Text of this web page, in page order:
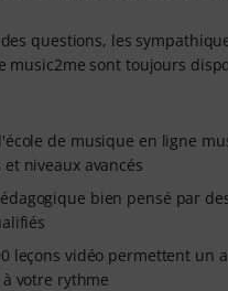
des questions, les
music2me sont toujours
de musique en ligne
niveaux avancés
bien pensé par
leçons vidéo permettent un
votre rythme